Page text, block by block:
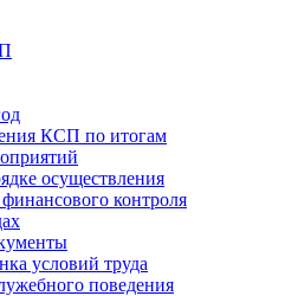
КСП по итогам
осуществления
контроля
условий труда
поведения